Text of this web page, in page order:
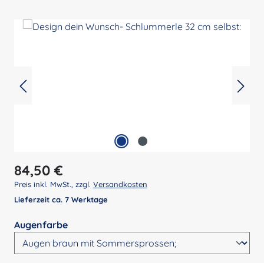
Regulärer Preis:
84,50 €
Preis inkl. MwSt., zzgl. Versandkosten
Lieferzeit ca. 7 Werktage
Augenfarbeauswählen